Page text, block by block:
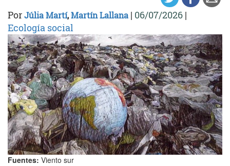
PorJúlia Martí,Martín Lallana | 06/07/2026 |
Ecología social
Fuentes: Viento sur